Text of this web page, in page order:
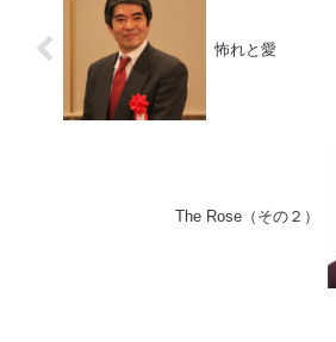
怖れと愛
The Rose（その２）